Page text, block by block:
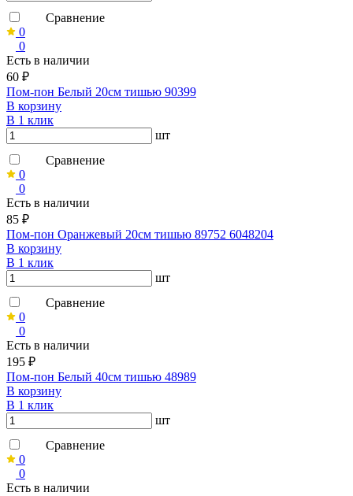
Сравнение
0
0
Есть в наличии
60 ₽
Пом-пон Белый 20см тишью 90399
В корзину
В 1 клик
шт
Сравнение
0
0
Есть в наличии
85 ₽
Пом-пон Оранжевый 20см тишью 89752 6048204
В корзину
В 1 клик
шт
Сравнение
0
0
Есть в наличии
195 ₽
Пом-пон Белый 40см тишью 48989
В корзину
В 1 клик
шт
Сравнение
0
0
Есть в наличии